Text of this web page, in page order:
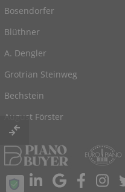
Bosendorfer
Blüthner
A. Dengler
Grotrian Steinweg
Bechstein
August Förster